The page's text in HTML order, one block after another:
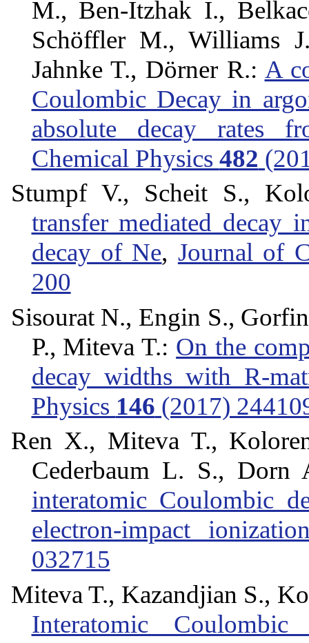
M., Ben-Itzhak I.,
Schöffler M., Williams
Jahnke T., Dörner R.: A
Coulombic Decay in
absolute decay rates
Chemical Physics 482
Stumpf V., Scheit S.,
transfer mediated
decay of Ne, Journal of
200
Sisourat N., Engin S.,
P., Miteva T.: On the
decay widths with R-
Physics 146 (2017)
Ren X., Miteva T.,
Cederbaum L. S.,
interatomic Coulombic
electron-impact
032715
Miteva T., Kazandjian S.,
Interatomic